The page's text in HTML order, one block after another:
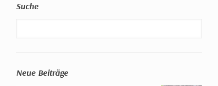
Suche
Neue Beiträge